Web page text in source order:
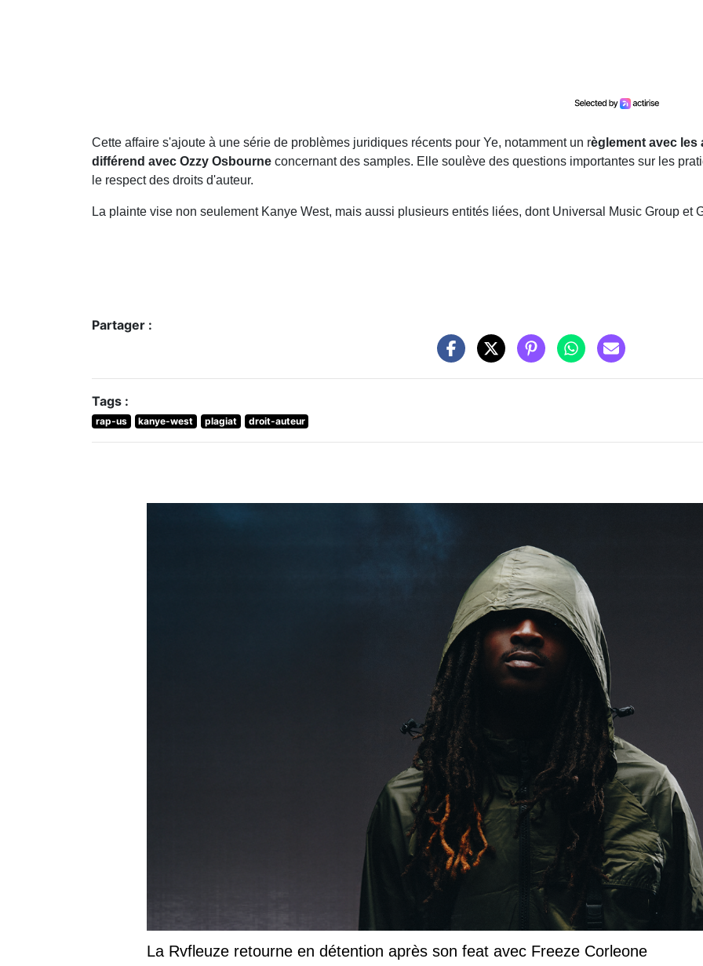
Cette affaire s'ajoute à une série de problèmes juridiques récents pour Ye, notamment un règlement avec les
différend avec Ozzy Osbourne concernant des samples. Elle soulève des questions importantes sur les
le respect des droits d'auteur.
La plainte vise non seulement Kanye West, mais aussi plusieurs entités liées, dont Universal Music Group et
Partager :
Tags :
rap-us kanye-west plagiat droit-auteur
La Rvfleuze retourne en détention après son feat avec Freeze Corleone